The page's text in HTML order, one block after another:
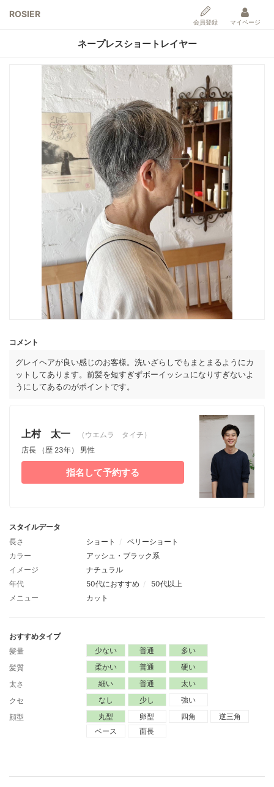
ROSIER
会員登録 マイページ
ネープレスショートレイヤー
コメント
グレイヘアが良い感じのお客様。洗いざらしでもまとまるようにカ
ットしてあります。前髪を短すぎずボーイッシュになりすぎないよ
うにしてあるのがポイントです。
上村 太一
（ウエムラ タイチ）
店長
（歴 23年） 男性
指名して予約する
スタイルデータ
長さ
ショート
ベリーショート
カラー
アッシュ・ブラック系
イメージ
ナチュラル
年代
50代におすすめ
50代以上
メニュー
カット
おすすめタイプ
髪量
少ない 普通
多い
髪質
柔かい 普通
硬い
太さ
細い 普通
太い
クセ
なし 少し
強い
顔型
丸型 卵型 四角
逆三角
ベース
面長